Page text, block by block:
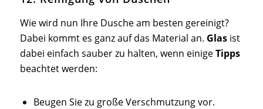
Wie wird nun Ihre Dusche am besten gereinigt?
Dabei kommt es ganz auf das Material an. Glasist
dabei einfach sauber zu halten, wenn einigeTipps
beachtet werden:
Beugen Sie zu große Verschmutzung vor.